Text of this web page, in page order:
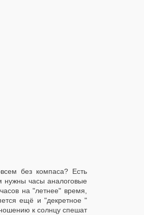
без компаса? Есть
нужны часы аналоговые
на "летнее" время,
ещё и "декретное "
к солнцу спешат